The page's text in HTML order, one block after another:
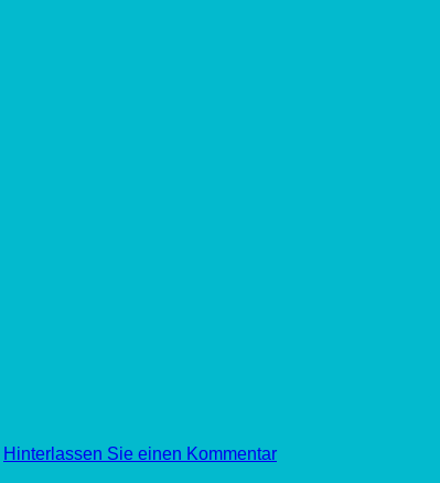
Hinterlassen Sie einen Kommentar